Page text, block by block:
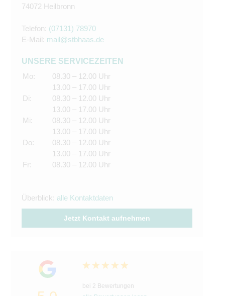
74072 Heilbronn
Telefon: (07131) 78970
E-Mail: mail@stbhaas.de
UNSERE SERVICEZEITEN
Mo:
Di:
Mi:
Do:
Fr:
08.30 – 12.00 Uhr
13.00 – 17.00 Uhr
08.30 – 12.00 Uhr
13.00 – 17.00 Uhr
08.30 – 12.00 Uhr
13.00 – 17.00 Uhr
08.30 – 12.00 Uhr
13.00 – 17.00 Uhr
08.30 – 12.00 Uhr
Überblick: alle Kontaktdaten
Jetzt Kontakt aufnehmen
bei 2 Bewertungen